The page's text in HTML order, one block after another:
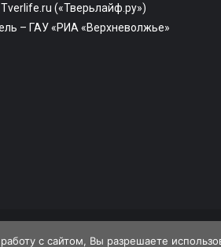
(«Тверьлайф.ру»)
– ГАУ «РИА «Верхневолжье»
О портале
с сайтом, Вы разрешаете